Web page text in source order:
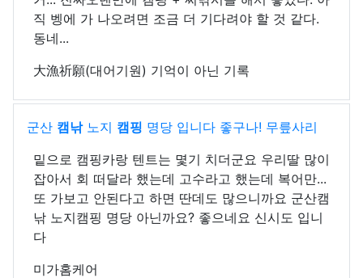
직 벵에 가 나오려면 조금 더 기다려야 할 것 같다.
동네...
大漁祈願(대어기원) 기억이 아닌 기록
군산 캠낚노지 캠핑 명당 입니다 좋구나! 무릎사리
밑으로 캠핑카랑 텐트는 몇기 치더군요 우리딸 많이
잡아서 회 떠달라 했는데 고수라고 했는데 복어만...
또 가보고 안된다고 하면 딴데도 많으니까요 군산캠
낚 노지캠핑 명당 아닌까요? 좋으네요 신시도 입니
다
미가홈케어